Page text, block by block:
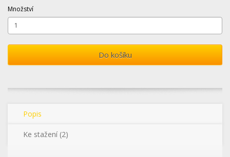
Množství
Do košíku
Popis
Ke stažení (2)